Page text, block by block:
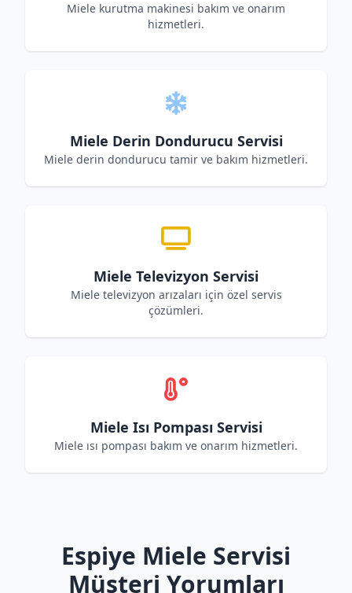
Miele kurutma makinesi bakım ve onarım
hizmetleri.
Miele Derin Dondurucu Servisi
Miele derin dondurucu tamir ve bakım hizmetleri.
Miele Televizyon Servisi
Miele televizyon arızaları için özel servis
çözümleri.
Miele Isı Pompası Servisi
Miele ısı pompası bakım ve onarım hizmetleri.
Espiye Miele Servisi
Müşteri Yorumları